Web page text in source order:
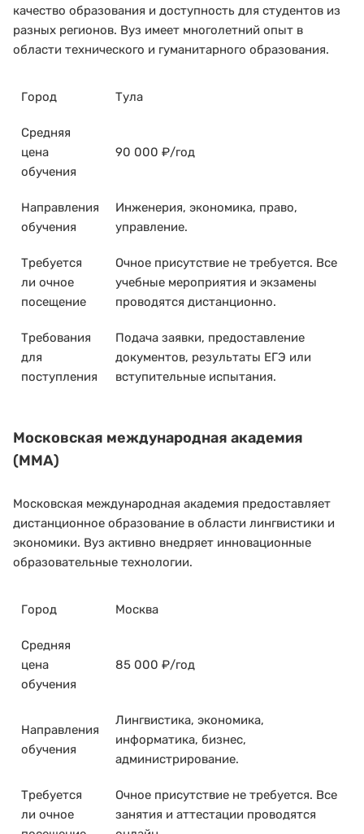
качество образования и доступность для студентов из
разных регионов. Вуз имеет многолетний опыт в
области технического и гуманитарного образования.
Город Тула
Средняя
цена
обучения
90 000 ₽/год
Направления
обучения
Инженерия, экономика, право,
управление.
Требуется
ли очное
посещение
Очное присутствие не требуется. Все
учебные мероприятия и экзамены
проводятся дистанционно.
Требования
для
поступления
Подача заявки, предоставление
документов, результаты ЕГЭ или
вступительные испытания.
Московская международная академия
(ММА)
Московская международная академия предоставляет
дистанционное образование в области лингвистики и
экономики. Вуз активно внедряет инновационные
образовательные технологии.
Город Москва
Средняя
цена
обучения
85 000 ₽/год
Направления
обучения
Лингвистика, экономика,
информатика, бизнес,
администрирование.
Требуется
ли очное
Очное присутствие не требуется. Все
занятия и аттестации проводятся